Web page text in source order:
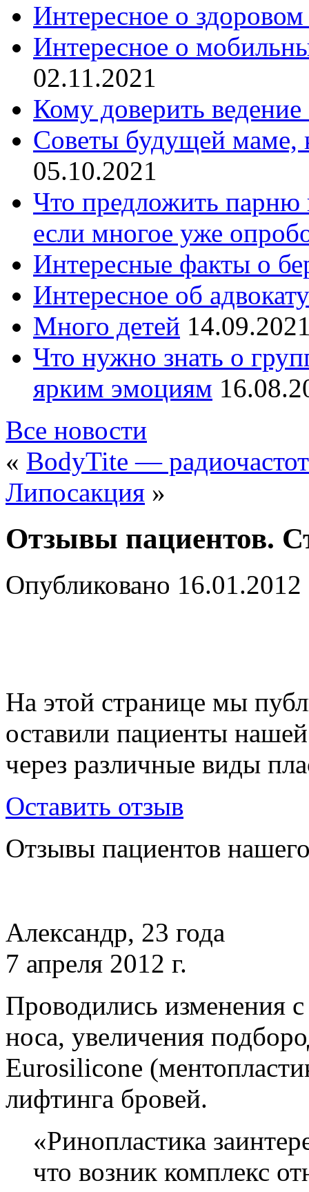
Интересное о
Интересное о
02.11.2021
Кому доверить
Советы будущей маме,
05.10.2021
Что предложить парню
если многое уже
Интересные факты о
Интересное об
Много детей
Что нужно знать о
ярким эмоциям
Все новости
« BodyTite —
Липосакция »
Отзывы пациентов.
Опубликовано 16.01.2012
На этой странице мы
оставили пациенты
через различные виды
Оставить отзыв
Отзывы пациентов
Александр, 23 года
7 апреля 2012 г.
Проводились изменения
носа, увеличения
Eurosilicone
лифтинга бровей.
«Ринопластика
что возник комплекс